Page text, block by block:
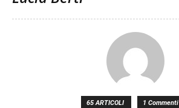
65 ARTICOLI 1 Commenti